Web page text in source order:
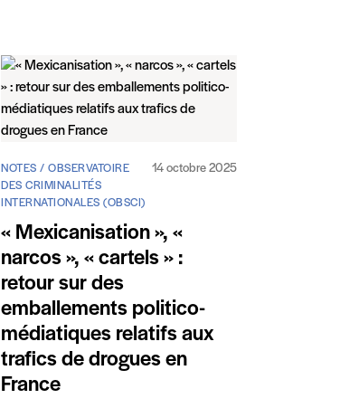
NOTES / OBSERVATOIRE
DES CRIMINALITÉS
INTERNATIONALES (OBSCI)
14 octobre 2025
« Mexicanisation », «
narcos », « cartels » :
retour sur des
emballements politico-
médiatiques relatifs aux
trafics de drogues en
France